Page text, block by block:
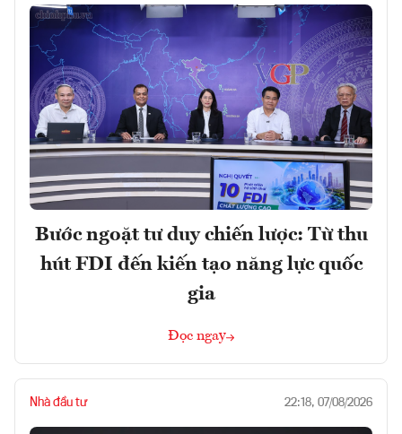
Bước ngoặt tư duy chiến lược: Từ thu
hút FDI đến kiến tạo năng lực quốc
gia
Đọc ngay
Nhà đầu tư 22:18, 07/08/2026